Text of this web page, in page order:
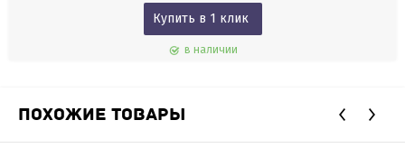
Купить в 1 клик
в наличии
ПОХОЖИЕ ТОВАРЫ